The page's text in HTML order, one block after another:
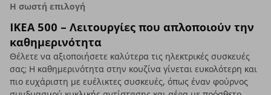
Η σωστή επιλογή
IKEA 500 – Λειτουργίες που απλοποιούν την
καθημερινότητα
Θέλετε να αξιοποιήσετε καλύτερα τις ηλεκτρικές συσκευές
σας; Η καθημερινότητα στην κουζίνα γίνεται ευκολότερη και
πιο ευχάριστη με ευέλικτες συσκευές, όπως έναν φούρνος